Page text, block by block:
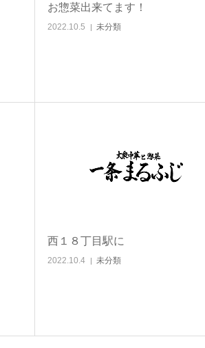
お惣菜出来てます！
2022.10.5 未分類
西１８丁目駅に
2022.10.4 未分類